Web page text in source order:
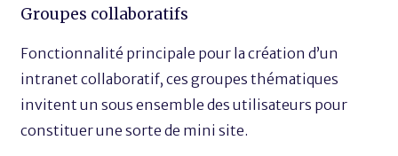
Groupes collaboratifs
Fonctionnalité principale pour la création d’un
intranet collaboratif, ces groupes thématiques
invitent un sous ensemble des utilisateurs pour
constituer une sorte de mini site.